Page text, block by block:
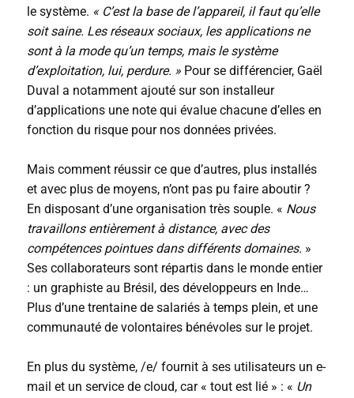
le système. « C’est la base de l’appareil, il faut qu’elle
soit saine. Les réseaux sociaux, les applications ne
sont à la mode qu’un temps, mais le système
d’exploitation, lui, perdure. »Pour se différencier, Gaël
Duval a notamment ajouté sur son installeur
d’applications une note qui évalue chacune d’elles en
fonction du risque pour nos données privées.
Mais comment réussir ce que d’autres, plus installés
et avec plus de moyens, n’ont pas pu faire aboutir ?
En disposant d’une organisation très souple. « Nous
travaillons entièrement à distance, avec des
compétences pointues dans différents domaines. »
Ses collaborateurs sont répartis dans le monde entier
: un graphiste au Brésil, des développeurs en Inde…
Plus d’une trentaine de salariés à temps plein, et une
communauté de volontaires bénévoles sur le projet.
En plus du système, /e/ fournit à ses utilisateurs un e-
mail et un service de cloud, car « tout est lié » : « Un